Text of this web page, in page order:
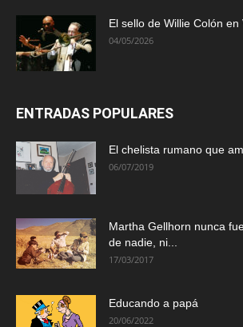
El sello de Willie Colón en
04/05/2026
ENTRADAS POPULARES
El chelista rumano que
06/07/2019
Martha Gellhorn nunca
de nadie, ni...
17/03/2017
Educando a papá
20/06/2022